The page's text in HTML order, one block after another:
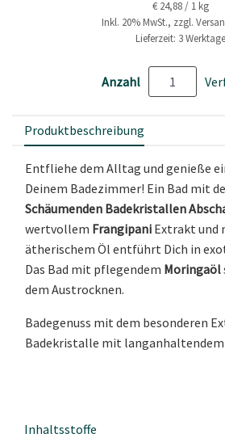
€ 24,88 / 1 kg
Inkl. 20% MwSt., zzgl.
Lieferzeit: 3 Werktage
Anzahl
Produktbeschreibung
Entfliehe dem Alltag und genieße
Deinem Badezimmer! Ein Bad mit
Schäumenden Badekristallen
wertvollem Frangipani Extrakt und
ätherischem Öl entführt Dich in
Das Bad mit pflegendem Moringaöl
dem Austrocknen.
Badegenuss mit dem besonderen
Badekristalle mit langanhaltendem
Inhaltsstoffe